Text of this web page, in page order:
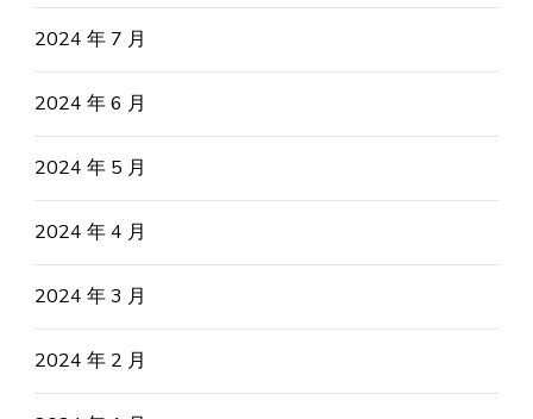
2024 年 7 月
2024 年 6 月
2024 年 5 月
2024 年 4 月
2024 年 3 月
2024 年 2 月